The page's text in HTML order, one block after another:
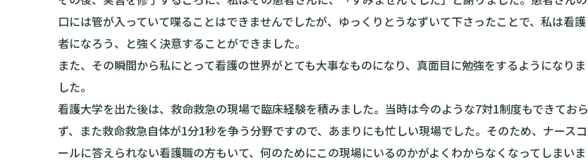
口には管が入っていて喋ることはできませんでしたが、ゆっくりとうなずいて下さったことで、私は看護
者になろう、と強く決意することができました。
また、その瞬間から私にとって看護の世界がとても大事なものになり、真面目に勉強をするようになりま
した。
看護大学を出た後は、救命救急の現場で臨床経験を積みました。当時は今のような7対1制度もできておら
ず、また救命救急自体が1分1秒を争う分野ですので、あまりにも忙しい現場でした。そのため、ナースコ
ールに答えられない看護職の方もいて、何のためにこの現場にいるのかがよくわからなくなってしまいま